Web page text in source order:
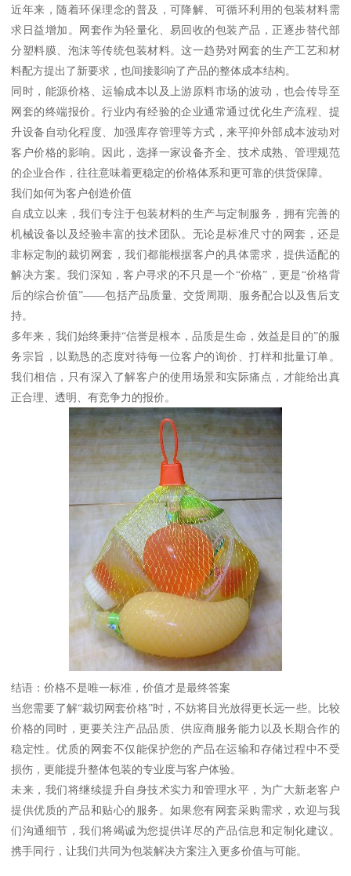
近年来，随着环保理念的普及，可降解、可循环利用的包装材料需
求日益增加。网套作为轻量化、易回收的包装产品，正逐步替代部
分塑料膜、泡沫等传统包装材料。这一趋势对网套的生产工艺和材
料配方提出了新要求，也间接影响了产品的整体成本结构。
同时，能源价格、运输成本以及上游原料市场的波动，也会传导至
网套的终端报价。行业内有经验的企业通常通过优化生产流程、提
升设备自动化程度、加强库存管理等方式，来平抑外部成本波动对
客户价格的影响。因此，选择一家设备齐全、技术成熟、管理规范
的企业合作，往往意味着更稳定的价格体系和更可靠的供货保障。
我们如何为客户创造价值
自成立以来，我们专注于包装材料的生产与定制服务，拥有完善的
机械设备以及经验丰富的技术团队。无论是标准尺寸的网套，还是
非标定制的裁切网套，我们都能根据客户的具体需求，提供适配的
解决方案。我们深知，客户寻求的不只是一个“价格”，更是“价格背
后的综合价值”——包括产品质量、交货周期、服务配合以及售后支
持。
多年来，我们始终秉持“信誉是根本，品质是生命，效益是目的”的服
务宗旨，以勤恳的态度对待每一位客户的询价、打样和批量订单。
我们相信，只有深入了解客户的使用场景和实际痛点，才能给出真
正合理、透明、有竞争力的报价。
结语：价格不是唯一标准，价值才是最终答案
当您需要了解“裁切网套价格”时，不妨将目光放得更长远一些。比较
价格的同时，更要关注产品品质、供应商服务能力以及长期合作的
稳定性。优质的网套不仅能保护您的产品在运输和存储过程中不受
损伤，更能提升整体包装的专业度与客户体验。
未来，我们将继续提升自身技术实力和管理水平，为广大新老客户
提供优质的产品和贴心的服务。如果您有网套采购需求，欢迎与我
们沟通细节，我们将竭诚为您提供详尽的产品信息和定制化建议。
携手同行，让我们共同为包装解决方案注入更多价值与可能。